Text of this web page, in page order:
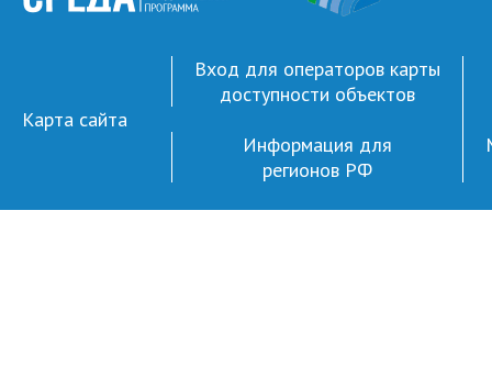
Карта сайта
Вход для операторов карты
доступности объектов
Информация для
регионов РФ